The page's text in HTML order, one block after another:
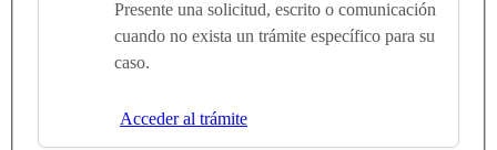
Presente una solicitud, escrito o comunicación
cuando no exista un trámite específico para su
caso.
Acceder al trámite